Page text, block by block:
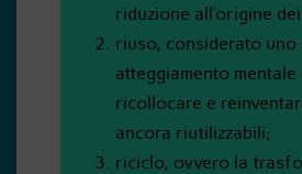
riduzione all’origine
riuso, considerato uno
atteggiamento mentale
ricollocare e
ancora riutilizzabili;
riciclo, ovvero la